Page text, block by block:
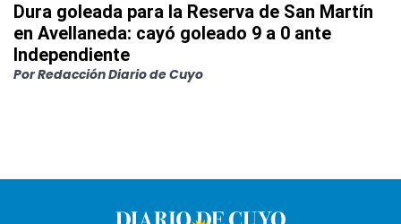
Dura goleada para la Reserva de San Martín
en Avellaneda: cayó goleado 9 a 0 ante
Independiente
PorRedacción Diario de Cuyo